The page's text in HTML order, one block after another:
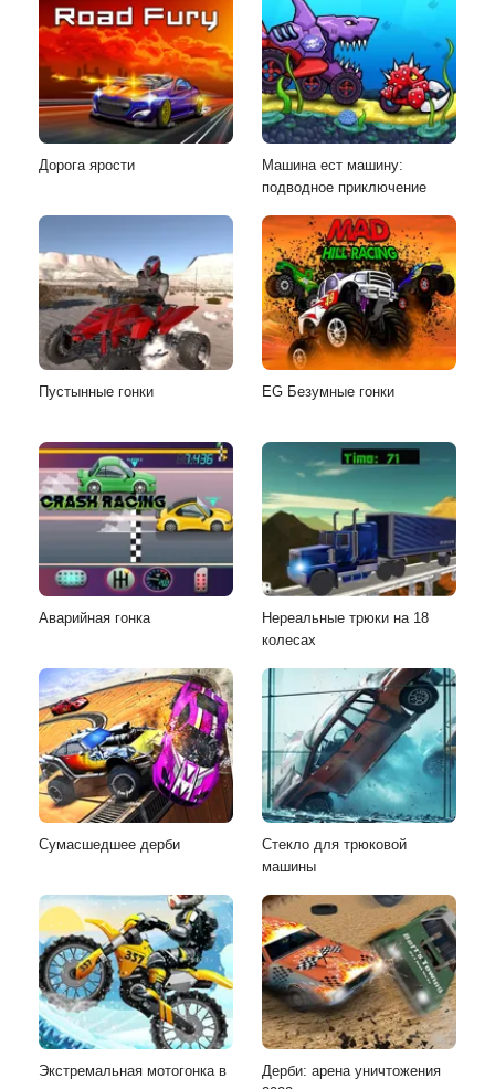
Дорога ярости
Машина ест машину:
подводное приключение
Пустынные гонки EG Безумные гонки
Аварийная гонка
Нереальные трюки на 18
колесах
Сумасшедшее дерби
Стекло для трюковой
машины
Экстремальная мотогонка в
Дерби: арена уничтожения